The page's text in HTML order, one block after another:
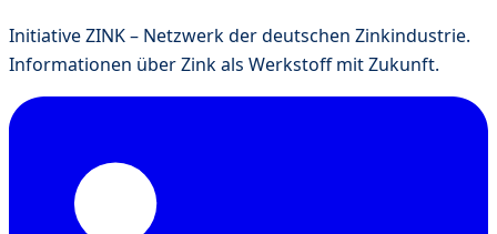
Initiative ZINK – Netzwerk der deutschen Zinkindustrie.
Informationen über Zink als Werkstoff mit Zukunft.